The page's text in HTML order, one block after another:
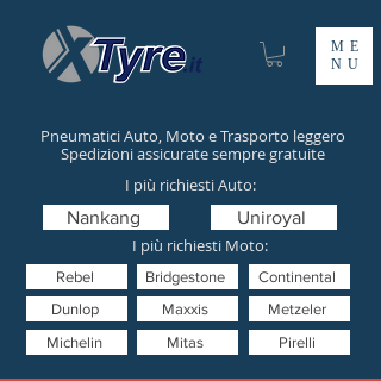
ME
NU
Pneumatici Auto, Moto e Trasporto leggero
Spedizioni assicurate sempre gratuite
I più richiesti Moto:
Mitas
Nankang
Pirelli
Uniroyal
Metzeler
Dunlop
Bridgestone Continental
Michelin
Rebel
I più richiesti Auto:
Maxxis